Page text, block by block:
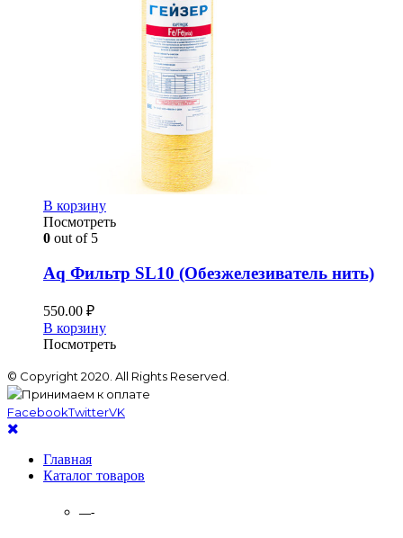
В корзину
Посмотреть
0 out of 5
Aq Фильтр SL10 (Обезжелезиватель нить)
550.00 ₽
В корзину
Посмотреть
© Copyright 2020. All Rights Reserved.
FacebookTwitterVK
Главная
Каталог товаров
—-